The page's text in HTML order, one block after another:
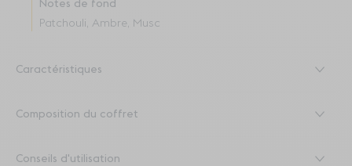
Notes de fond
Patchouli, Ambre, Musc
Caractéristiques
Composition du coffret
Conseils d'utilisation